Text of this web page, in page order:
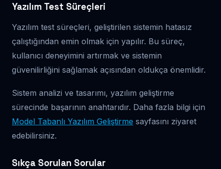
Yazılım Test Süreçleri
Yazılım test süreçleri, geliştirilen sistemin hatasız
çalıştığından emin olmak için yapılır. Bu süreç,
kullanıcı deneyimini artırmak ve sistemin
güvenilirliğini sağlamak açısından oldukça önemlidir.
Sistem analizi ve tasarımı, yazılım geliştirme
sürecinde başarının anahtarıdır. Daha fazla bilgi için
Model Tabanlı Yazılım Geliştirme sayfasını ziyaret
edebilirsiniz.
Sıkça Sorulan Sorular